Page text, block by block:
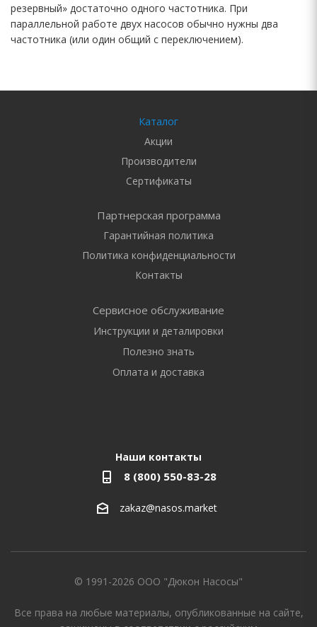
резервный» достаточно одного частотника. При
параллельной работе двух насосов обычно нужны два
частотника (или один общий с переключением).
Каталог
Акции
Производители
Сертификаты
Партнерская программа
Гарантийная политика
Политика конфиденциальности
Контакты
Сервисное обслуживание
Инструкции и деталировки
Полезно знать
Оплата и доставка
Наши контакты
8 (800) 550-83-28
zakaz@nasos.market
© 1991-2026 ООО "Дюкон Насосы"
Все права на любые материалы, опубликованные на сайте,